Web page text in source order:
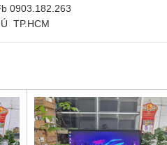
0903.182.263
TP.HCM